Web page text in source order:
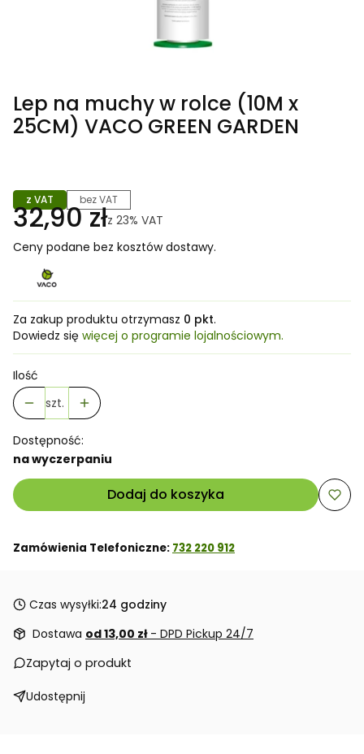
Lep na muchy w rolce (10M x
25CM) VACO GREEN GARDEN
z VAT bez VAT
32,90 złz 23% VAT
Ceny podane bez kosztów dostawy.
Za zakup produktu otrzymasz 0 pkt.
Dowiedz się więcej o programie lojalnościowym.
Ilość
szt.
Dostępność:
na wyczerpaniu
Dodaj do koszyka
Zamówienia Telefoniczne: 732 220 912
Czas wysyłki:24 godziny
Dostawa od 13,00 zł - DPD Pickup 24/7
Zapytaj o produkt
Udostępnij